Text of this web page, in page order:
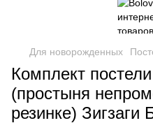
Для новорожденных
Комплект
(простыня
резинке) Зигзаги